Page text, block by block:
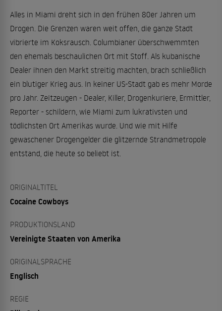
Alles in Miami dreht sich in den frühen 80er Jahren um
Drogen. Die Grenzen waren weit offen, die ganze Stadt
vibrierte im Koksrausch. Columbianer überschwemmten
den ehemals beschaulichen Ort mit Stoff. Als kubanische
Dealer ihnen den Markt streitig machten, brach schließlich
ein blutiger Krieg aus. In keiner US-Stadt gab es mehr Morde
pro Jahr. Zeitzeugen - Dealer, Killer, Drogenkuriere, Ermittler,
Reporter - schildern, wie Miami zum lukrativsten und
tödlichsten Ort Amerikas wurde. Und wie mit Hilfe
gewaschener Drogengelder die glitzernde Strandmetropole
entstand, die heute so beliebt ist.
ORIGINALTITEL
Cocaine Cowboys
PRODUKTIONSLAND
Vereinigte Staaten von Amerika
ORIGINALSPRACHE
Englisch
REGIE